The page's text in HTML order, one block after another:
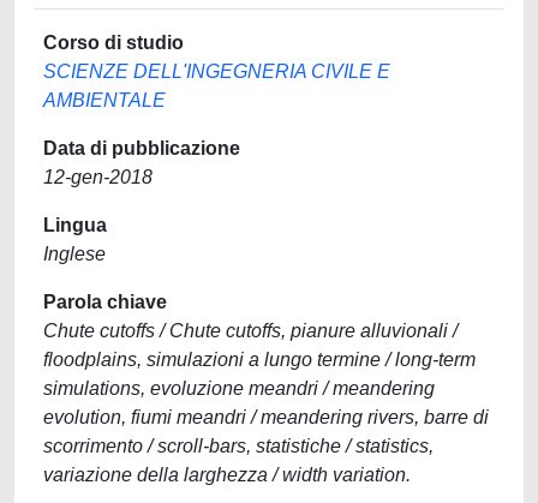
Corso di studio
SCIENZE DELL'INGEGNERIA CIVILE E
AMBIENTALE
Data di pubblicazione
12-gen-2018
Lingua
Inglese
Parola chiave
Chute cutoffs / Chute cutoffs, pianure alluvionali /
floodplains, simulazioni a lungo termine / long-term
simulations, evoluzione meandri / meandering
evolution, fiumi meandri / meandering rivers, barre di
scorrimento / scroll-bars, statistiche / statistics,
variazione della larghezza / width variation.